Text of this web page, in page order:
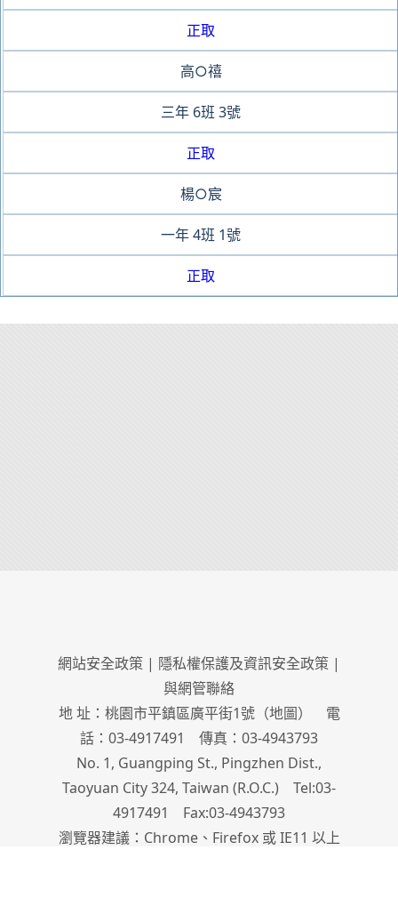
正取
高○禧
三年 6班 3號
正取
楊○宸
一年4班 1號
正取
網站安全政策 | 隱私權保護及資訊安全政策 |
與網管聯絡
地 址：桃園市平鎮區廣平街1號（地圖） 電
話：03-4917491 傳真：03-4943793
No. 1, Guangping St., Pingzhen Dist.,
Taoyuan City 324, Taiwan (R.O.C.) Tel:03-
4917491 Fax:03-4943793
瀏覽器建議：Chrome、Firefox 或 IE11 以上